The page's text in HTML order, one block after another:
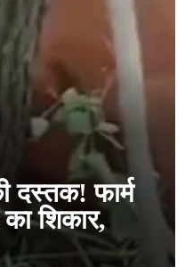
दस्तक! फार्म
शिकार,